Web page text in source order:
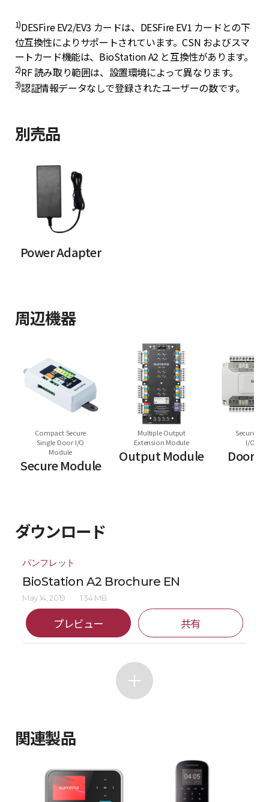
1)DESFire EV2/EV3 カードは、DESFire EV1 カードとの下
位互換性によりサポートされています。CSN およびスマ
ートカード機能は、BioStation A2 と互換性があります。
2)RF 読み取り範囲は、設置環境によって異なります。
3)認証情報データなしで登録されたユーザーの数です。
別売品
Power Adapter
周辺機器
Compact Secure
Single Door I/O
Module
Secure Module
Multiple Output
Extension Module
Output Module
Secure
I/O
Door
ダウンロード
パンフレット
BioStation A2 Brochure EN
May 14, 2019 1.34 MB
プレビュー 共有
関連製品